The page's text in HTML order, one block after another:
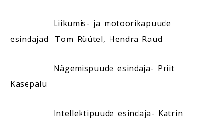
Liikumis- ja motoorikapuude
esindajad- Tom Rüütel, Hendra Raud
Nägemispuude esindaja- Priit
Kasepalu
Intellektipuude esindaja- Katrin